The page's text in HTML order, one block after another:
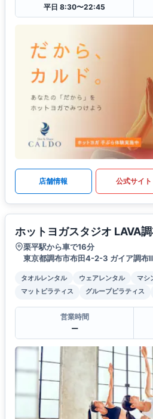
平日 8:30〜22:45
店舗情報 公式サイト
ホットヨガスタジオ LAVA
栗平駅から車で16分
東京都調布市布田4-2-3 ガイア調布
タオルレンタル ウェアレンタル
マシ
マットピラティス
グループピラティス
営業時間
ー